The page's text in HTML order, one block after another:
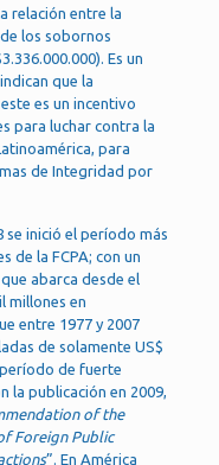
relación entre la
los sobornos
Es un
que la
es un incentivo
para luchar contra la
para
de Integridad por
se inició el período más
de la FCPA; con un
abarca desde el
millones en
entre 1977 y 2007
de solamente US$
de fuerte
la publicación en 2009,
of the
Foreign Public
”. En América